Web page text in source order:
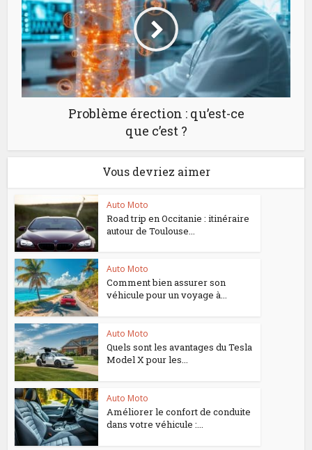
Problème érection : qu’est-ce
que c’est ?
Vous devriez aimer
Auto Moto
Road trip en Occitanie : itinéraire
autour de Toulouse...
Auto Moto
Comment bien assurer son
véhicule pour un voyage à...
Auto Moto
Quels sont les avantages du Tesla
Model X pour les...
Auto Moto
Améliorer le confort de conduite
dans votre véhicule :...